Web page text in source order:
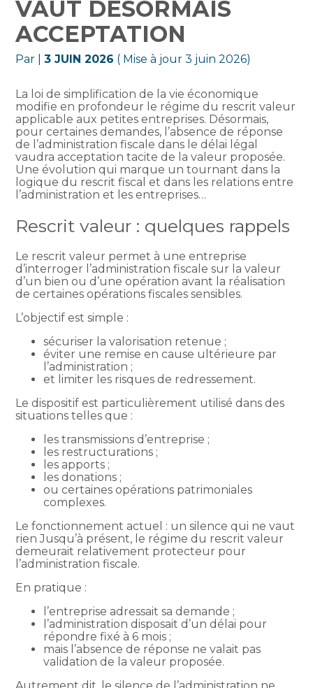
VAUT DÉSORMAIS
ACCEPTATION
Par |3 JUIN 2026 ( Mise à jour 3 juin 2026)
La loi de simplification de la vie économique
modifie en profondeur le régime du rescrit valeur
applicable aux petites entreprises. Désormais,
pour certaines demandes, l’absence de réponse
de l’administration fiscale dans le délai légal
vaudra acceptation tacite de la valeur proposée.
Une évolution qui marque un tournant dans la
logique du rescrit fiscal et dans les relations entre
l’administration et les entreprises…
Rescrit valeur : quelques rappels
Le rescrit valeur permet à une entreprise
d’interroger l’administration fiscale sur la valeur
d’un bien ou d’une opération avant la réalisation
de certaines opérations fiscales sensibles.
L’objectif est simple :
sécuriser la valorisation retenue ;
éviter une remise en cause ultérieure par
l’administration ;
et limiter les risques de redressement.
Le dispositif est particulièrement utilisé dans des
situations telles que :
les transmissions d’entreprise ;
les restructurations ;
les apports ;
les donations ;
ou certaines opérations patrimoniales
complexes.
Le fonctionnement actuel : un silence qui ne vaut
rien Jusqu’à présent, le régime du rescrit valeur
demeurait relativement protecteur pour
l’administration fiscale.
En pratique :
l’entreprise adressait sa demande ;
l’administration disposait d’un délai pour
répondre fixé à 6 mois ;
mais l’absence de réponse ne valait pas
validation de la valeur proposée.
Autrement dit, le silence de l’administration ne